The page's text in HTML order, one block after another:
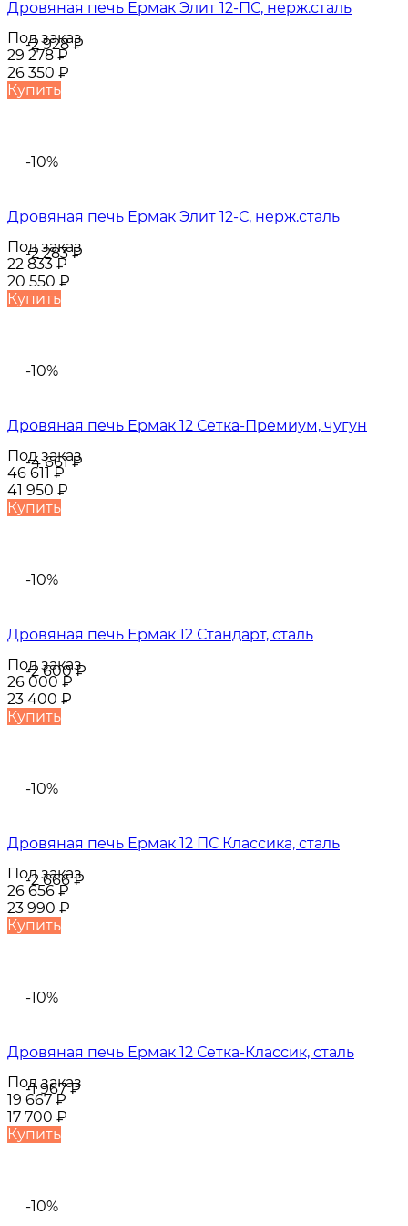
-2 928₽
Дровяная печь Ермак Элит 12-ПС, нерж.сталь
Под заказ
29 278₽
26 350 ₽
Купить
-10%
-2 283₽
Дровяная печь Ермак Элит 12-С, нерж.сталь
Под заказ
22 833₽
20 550 ₽
Купить
-10%
-4 661₽
Дровяная печь Ермак 12 Сетка-Премиум, чугун
Под заказ
46 611₽
41 950 ₽
Купить
-10%
-2 600₽
Дровяная печь Ермак 12 Стандарт, сталь
Под заказ
26 000₽
23 400 ₽
Купить
-10%
-2 666₽
Дровяная печь Ермак 12 ПС Классика, сталь
Под заказ
26 656₽
23 990 ₽
Купить
-10%
-1 967₽
Дровяная печь Ермак 12 Сетка-Классик, сталь
Под заказ
19 667₽
17 700 ₽
Купить
-10%